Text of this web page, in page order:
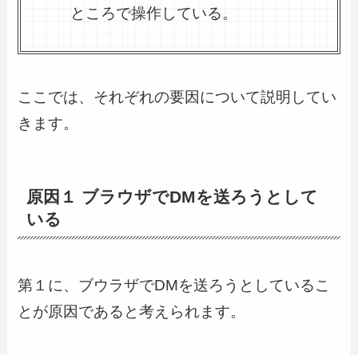
ところで操作している。
ここでは、それぞれの要因について説明してい
きます。
原因１ ブラウザでDMを送ろうとして
いる
第１に、ブウラザでDMを送ろうとしているこ
とが原因であると考えられます。